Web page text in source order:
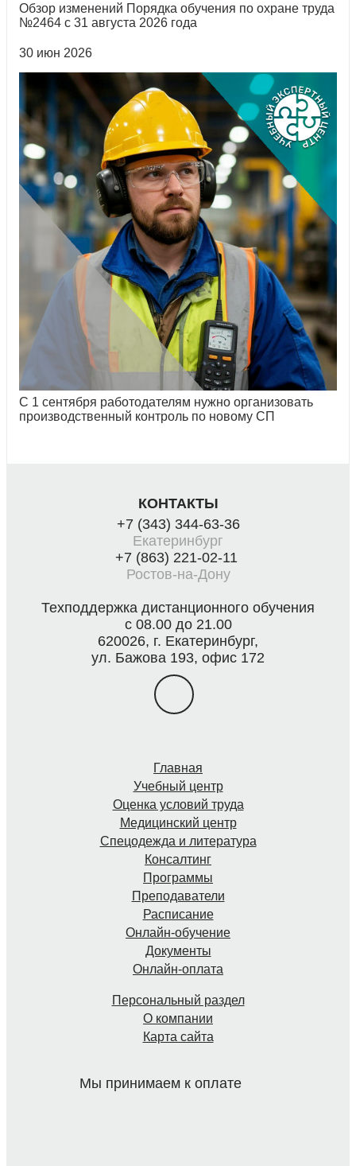
Обзор изменений Порядка обучения по охране труда
№2464 с 31 августа 2026 года
30 июн 2026
С 1 сентября работодателям нужно организовать
производственный контроль по новому СП
КОНТАКТЫ
+7 (343) 344-63-36
Екатеринбург
+7 (863) 221-02-11
Ростов-на-Дону
Техподдержка дистанционного обучения
с 08.00 до 21.00
620026, г. Екатеринбург,
ул. Бажова 193, офис 172
Главная
Учебный центр
Оценка условий труда
Медицинский центр
Спецодежда и литература
Консалтинг
Программы
Преподаватели
Расписание
Онлайн-обучение
Документы
Онлайн-оплата
Персональный раздел
О компании
Карта сайта
Мы принимаем к оплате